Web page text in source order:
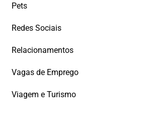
Pets
Redes Sociais
Relacionamentos
Vagas de Emprego
Viagem e Turismo